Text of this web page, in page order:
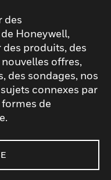
des
Honeywell,
produits, des
offres,
des sondages, nos
connexes par
de